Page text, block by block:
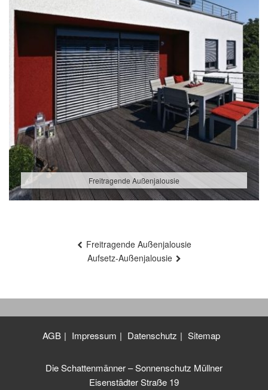
Freitragende Außenjalousie
Freitragende Außenjalousie
Aufsetz-Außenjalousie
AGB Impressum Datenschutz Sitemap
Die Schattenmänner – Sonnenschutz Müllner
Eisenstädter Straße 19